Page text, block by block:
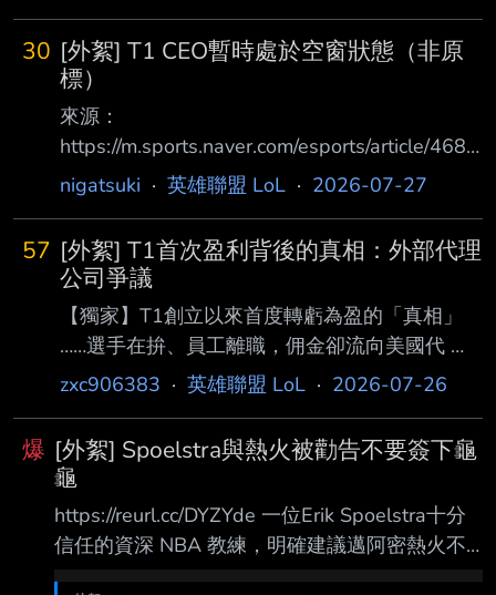
分給其他隊了 巴黎桃子疑案最新進度 zeus：0
gumayusi：5 delight：1 Tarzan：1 目前三個人
聲稱加起來一共只吃了6顆+塔讚一顆 剩下193
顆的下落呢 --
30 [外絮] T1 CEO暫時處於空窗狀態（非原
標）
來源：
https://m.sports.naver.com/esports/article/468/
0001255939?sid3=79b 以下GPT機翻：
起，事實上已進入「執行長（CEO）懸缺」的狀
態。 《Sports Seoul》採訪綜合消息指出，Joe
Marsh 原本的 CEO 任期至 2025 年 10 月 7 日
。然而，由於 SK Square 與美國 Comcast 雙方
遲遲未能就下一任 CEO 人選達成共識，因?
nigatsuki · 英雄聯盟 LoL · 2026-07-27
57 [外絮] T1首次盈利背後的真相：外部代理
公司爭議
【獨家】T1創立以來首度轉虧為盈的「真相」
……選手在拚、員工離職，佣金卻流向美國代 理
公司？
0001255868?sid3=79b T1創立以來首次實現
獲利 成績亮眼，但問題在於「過程」 「贊助合
約都是透過代理公司A處理」 A公司與CEO Joe
Marsh有淵源 負責贊助業務的員工有75%已離職
【《體育首爾》記者 金珉圭】 T1 去年創下公司
成立以來首次營業獲利 根據2025年合併財報，
zxc906383 · 英雄聯盟 LoL · 2026-07-26
爆 [外絮] Spoelstra與熱火被勸告不要簽下龜
龜
https://reurl.cc/DYZYde 一位Erik Spoelstra十分
信任的資深 NBA 教練，明確建議邁阿密熱火不
要簽下Russell W estbrook。 在錯失與LeBron